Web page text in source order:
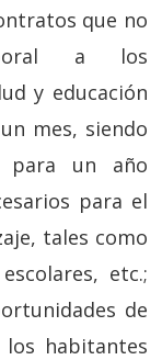
que no
a los
y educación
mes, siendo
para un año
para el
tales como
etc.;
de
habitantes